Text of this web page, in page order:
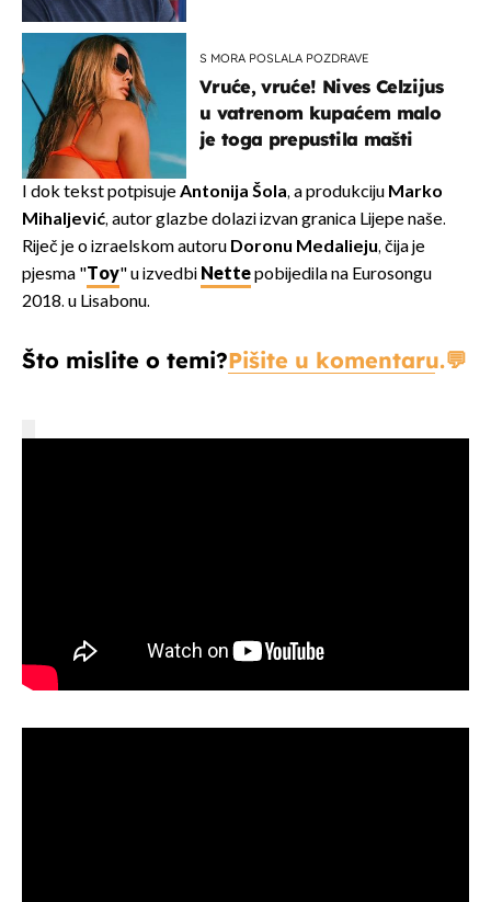
S MORA POSLALA POZDRAVE
Vruće, vruće! Nives Celzijus
u vatrenom kupaćem malo
je toga prepustila mašti
I dok tekst potpisujeAntonija Šola, a produkciju Marko
Mihaljević, autor glazbe dolazi izvan granica Lijepe naše.
Riječ je o izraelskom autoru Doronu Medalieju, čija je
pjesma "Toy" u izvedbi Nettepobijedila na Eurosongu
2018. u Lisabonu.
Što mislite o temi?Pišite u komentaru.